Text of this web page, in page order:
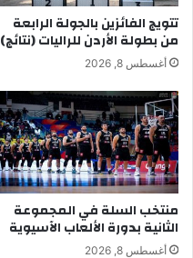
تتويج الفائزين بالجولة الرابعة
من بطولة الأردن للراليات (نتائج)
أغسطس 8, 2026
منتخب السلة في المجموعة
الثانية بدورة الألعاب الآسيوية
أغسطس 8, 2026